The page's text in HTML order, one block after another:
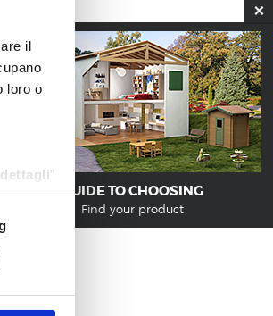
il
loro o
”
o
GUIDE TO CHOOSING
Find your product